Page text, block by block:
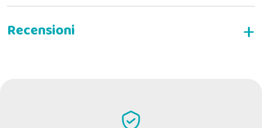
Indispensabile per cani primitivi come lo Shiba o per quello che